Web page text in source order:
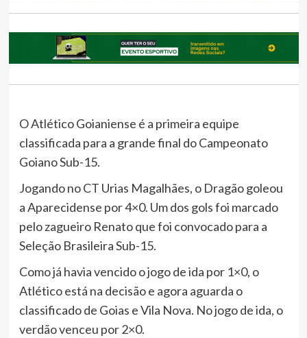
O Atlético Goianiense é a primeira equipe
classificada para a grande final do Campeonato
Goiano Sub-15.
Jogando no CT Urias Magalhães, o Dragão goleou
a Aparecidense por 4×0. Um dos gols foi marcado
pelo zagueiro Renato que foi convocado para a
Seleção Brasileira Sub-15.
Como já havia vencido o jogo de ida por 1×0, o
Atlético está na decisão e agora aguarda o
classificado de Goias e Vila Nova. No jogo de ida, o
verdão venceu por 2×0.